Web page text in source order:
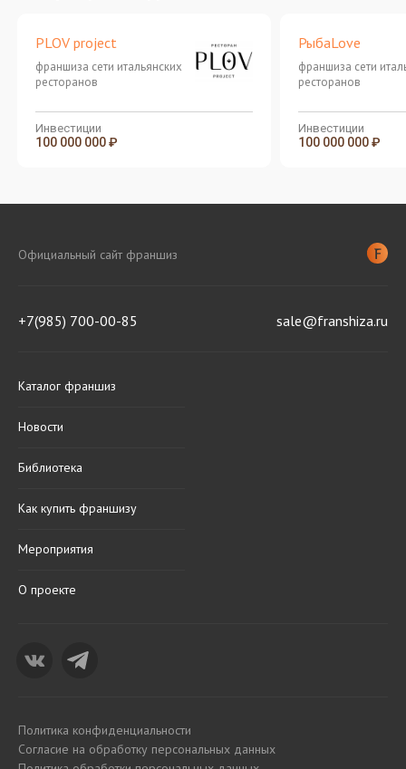
PLOV project
франшиза сети итальянских
ресторанов
Инвестиции
100 000 000 ₽
РыбаLove
франшиза сети
ресторанов
Инвестиции
100 000 000 ₽
Официальный сайт франшиз
+7(985) 700-00-85 sale@franshiza.ru
Каталог франшиз
Новости
Библиотека
Как купить франшизу
Мероприятия
О проекте
Политика конфиденциальности
Согласие на обработку персональных данных